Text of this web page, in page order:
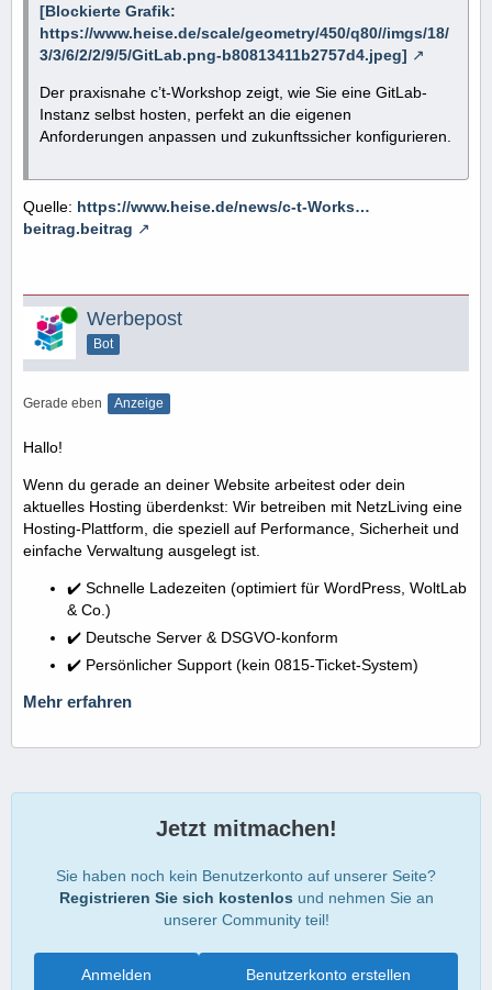
[Blockierte Grafik:
https://www.heise.de/scale/geometry/450/q80//imgs/18/
3/3/6/2/2/9/5/GitLab.png-b80813411b2757d4.jpeg]
Der praxisnahe c’t-Workshop zeigt, wie Sie eine GitLab-
Instanz selbst hosten, perfekt an die eigenen
Anforderungen anpassen und zukunftssicher konfigurieren.
Quelle: https://www.heise.de/news/c-t-Works…
beitrag.beitrag
Online Werbepost
Bot
Gerade eben Anzeige
Hallo!
Wenn du gerade an deiner Website arbeitest oder dein
aktuelles Hosting überdenkst: Wir betreiben mit NetzLiving eine
Hosting-Plattform, die speziell auf Performance, Sicherheit und
einfache Verwaltung ausgelegt ist.
✔️ Schnelle Ladezeiten (optimiert für WordPress, WoltLab
& Co.)
✔️ Deutsche Server & DSGVO-konform
✔️ Persönlicher Support (kein 0815-Ticket-System)
Mehr erfahren
Jetzt mitmachen!
Sie haben noch kein Benutzerkonto auf unserer Seite?
Registrieren Sie sich kostenlos und nehmen Sie an
unserer Community teil!
Benutzerkonto erstellen
Anmelden